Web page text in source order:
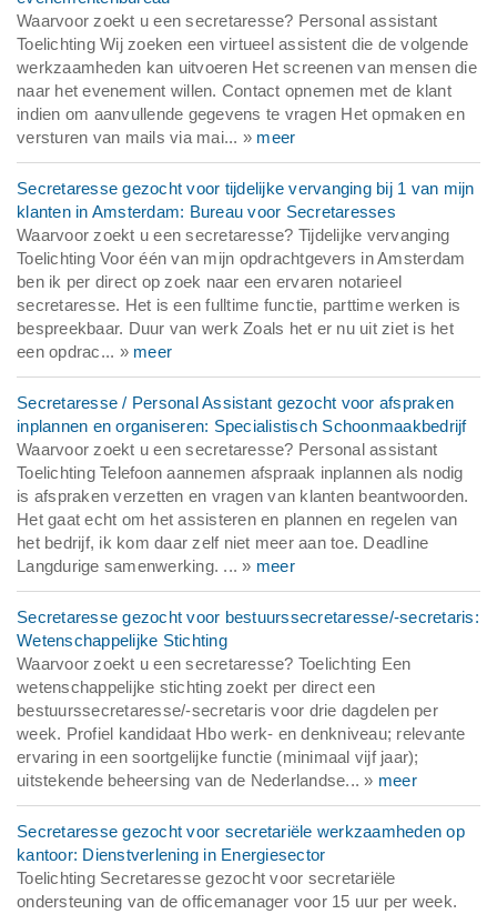
Waarvoor zoekt u een secretaresse? Personal assistant
Toelichting Wij zoeken een virtueel assistent die de volgende
werkzaamheden kan uitvoeren Het screenen van mensen die
naar het evenement willen. Contact opnemen met de klant
indien om aanvullende gegevens te vragen Het opmaken en
versturen van mails via mai... » meer
Secretaresse gezocht voor tijdelijke vervanging bij 1 van mijn
klanten in Amsterdam: Bureau voor Secretaresses
Waarvoor zoekt u een secretaresse? Tijdelijke vervanging
Toelichting Voor één van mijn opdrachtgevers in Amsterdam
ben ik per direct op zoek naar een ervaren notarieel
secretaresse. Het is een fulltime functie, parttime werken is
bespreekbaar. Duur van werk Zoals het er nu uit ziet is het
een opdrac... » meer
Secretaresse / Personal Assistant gezocht voor afspraken
inplannen en organiseren: Specialistisch Schoonmaakbedrijf
Waarvoor zoekt u een secretaresse? Personal assistant
Toelichting Telefoon aannemen afspraak inplannen als nodig
is afspraken verzetten en vragen van klanten beantwoorden.
Het gaat echt om het assisteren en plannen en regelen van
het bedrijf, ik kom daar zelf niet meer aan toe. Deadline
Langdurige samenwerking. ... » meer
Secretaresse gezocht voor bestuurssecretaresse/-secretaris:
Wetenschappelijke Stichting
Waarvoor zoekt u een secretaresse? Toelichting Een
wetenschappelijke stichting zoekt per direct een
bestuurssecretaresse/-secretaris voor drie dagdelen per
week. Profiel kandidaat Hbo werk- en denkniveau; relevante
ervaring in een soortgelijke functie (minimaal vijf jaar);
uitstekende beheersing van de Nederlandse... » meer
Secretaresse gezocht voor secretariële werkzaamheden op
kantoor: Dienstverlening in Energiesector
Toelichting Secretaresse gezocht voor secretariële
ondersteuning van de officemanager voor 15 uur per week.